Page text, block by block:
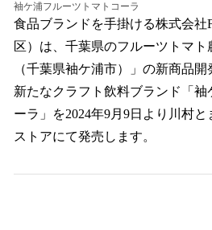
袖ケ浦フルーツトマトコーラ
食品ブランドを手掛ける株式会社
区）は、千葉県のフルーツトマト
（千葉県袖ケ浦市）」の新商品開
新たなクラフト飲料ブランド「袖
ーラ」を2024年9月9日より川村
ストアにて発売します。